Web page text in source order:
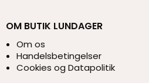
OM BUTIK LUNDAGER
Om os
Handelsbetingelser
Cookies og Datapolitik